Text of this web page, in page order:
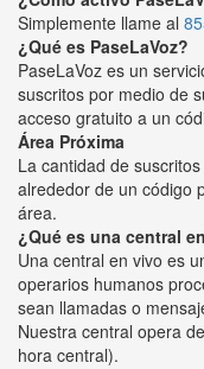
Simplemente llame al
¿Qué es PaseLaVoz?
PaseLaVoz es un
suscritos por medio de
acceso gratuito a un
Área Próxima
La cantidad de
alrededor de un código
área.
¿Qué es una central
Una central en vivo es
operarios humanos
sean llamadas o
Nuestra central opera
hora central).